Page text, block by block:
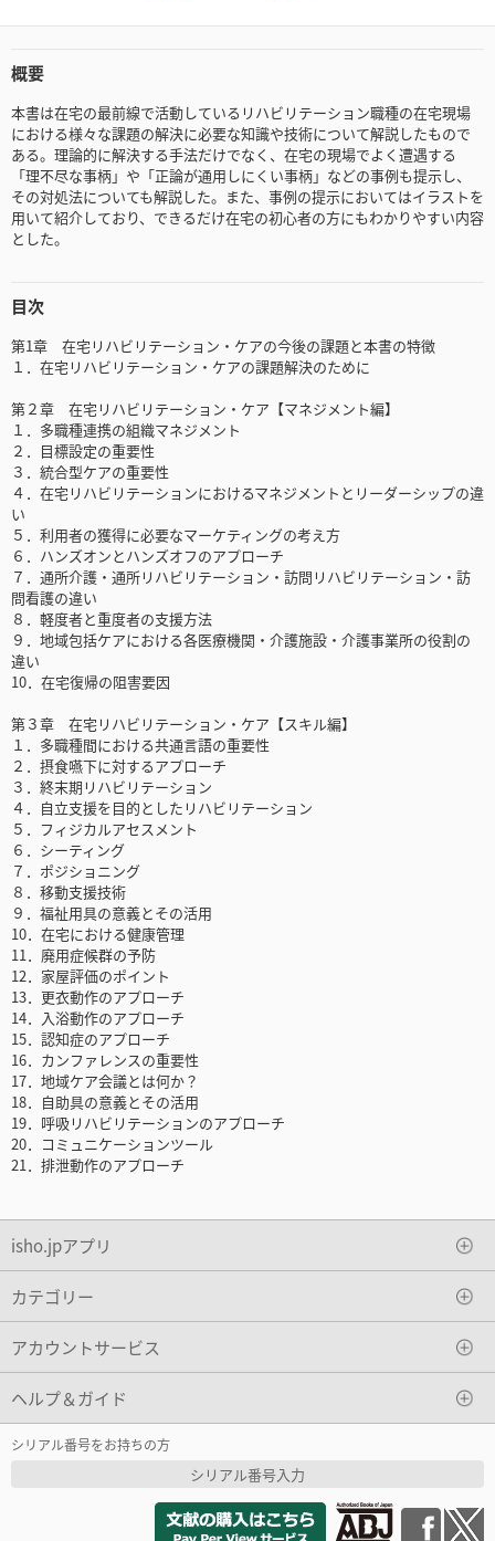
概要
本書は在宅の最前線で活動しているリハビリテーション職種の在宅現場
における様々な課題の解決に必要な知識や技術について解説したもので
ある。理論的に解決する手法だけでなく、在宅の現場でよく遭遇する
「理不尽な事柄」や「正論が通用しにくい事柄」などの事例も提示し、
その対処法についても解説した。また、事例の提示においてはイラストを
用いて紹介しており、できるだけ在宅の初心者の方にもわかりやすい内容
とした。
目次
第1章 在宅リハビリテーション・ケアの今後の課題と本書の特徴
１．在宅リハビリテーション・ケアの課題解決のために
第２章 在宅リハビリテーション・ケア【マネジメント編】
１．多職種連携の組織マネジメント
２．目標設定の重要性
３．統合型ケアの重要性
４．在宅リハビリテーションにおけるマネジメントとリーダーシップの違
い
５．利用者の獲得に必要なマーケティングの考え方
６．ハンズオンとハンズオフのアプローチ
７．通所介護・通所リハビリテーション・訪問リハビリテーション・訪
問看護の違い
８．軽度者と重度者の支援方法
９．地域包括ケアにおける各医療機関・介護施設・介護事業所の役割の
違い
10．在宅復帰の阻害要因
第３章 在宅リハビリテーション・ケア【スキル編】
１．多職種間における共通言語の重要性
２．摂食嚥下に対するアプローチ
３．終末期リハビリテーション
４．自立支援を目的としたリハビリテーション
５．フィジカルアセスメント
６．シーティング
７．ポジショニング
８．移動支援技術
９．福祉用具の意義とその活用
10．在宅における健康管理
11．廃用症候群の予防
12．家屋評価のポイント
13．更衣動作のアプローチ
14．入浴動作のアプローチ
15．認知症のアプローチ
16．カンファレンスの重要性
17．地域ケア会議とは何か？
18．自助具の意義とその活用
19．呼吸リハビリテーションのアプローチ
20．コミュニケーションツール
21．排泄動作のアプローチ
isho.jpアプリ
カテゴリー
アカウントサービス
ヘルプ＆ガイド
シリアル番号をお持ちの方
シリアル番号入力